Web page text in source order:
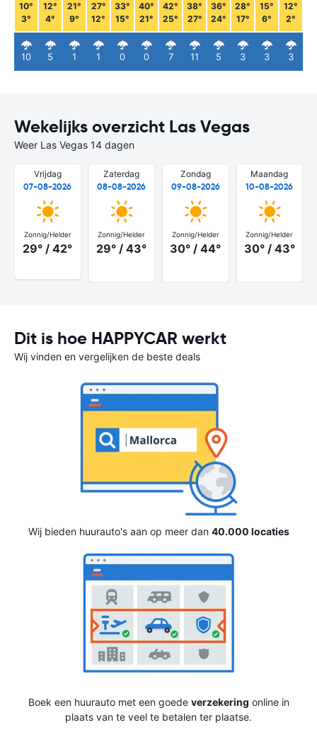
10°
3°
10
12°
4°
5
21°
9°
1
27°
12°
1
33°
15°
0
40°
21°
0
42°
25°
7
38°
27°
11
36°
24°
5
28°
17°
3
15°
6°
3
12°
2°
3
Wekelijks overzicht Las Vegas
Weer Las Vegas 14 dagen
Vrijdag
07-08-2026
Zonnig/Helder
29° / 42°
Zaterdag
08-08-2026
Zonnig/Helder
29° / 43°
Zondag
09-08-2026
Zonnig/Helder
30° / 44°
Maandag
10-08-2026
Zonnig/Helder
30° / 43°
Dit is hoe HAPPYCAR werkt
Wij vinden en vergelijken de beste deals
Wij bieden huurauto's aan op meer dan 40.000 locaties
Boek een huurauto met een goede verzekering online in
plaats van te veel te betalen ter plaatse.